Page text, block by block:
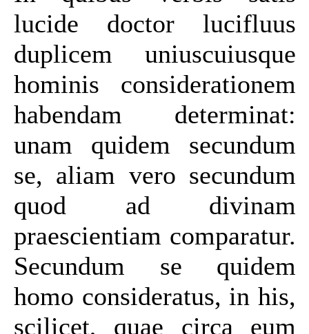
lucide doctor lucifluus
duplicem uniuscuiusque
hominis considerationem
habendam determinat:
unam quidem secundum
se, aliam vero secundum
quod ad divinam
praescientiam comparatur.
Secundum se quidem
homo consideratus, in his,
scilicet, quae circa eum